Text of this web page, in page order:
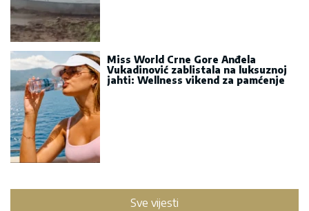
Miss World Crne Gore Anđela
Vukadinović zablistala na luksuznoj
jahti: Wellness vikend za pamćenje
Sve vijesti